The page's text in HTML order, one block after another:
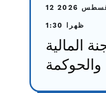
2026
1:30 ظهرا
المالية
والحوكمة